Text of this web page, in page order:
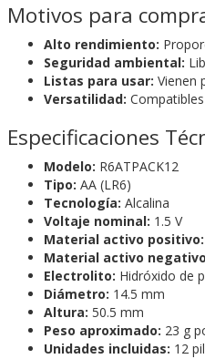
Motivos para
Alto rendimiento:
Seguridad ambiental:
Listas para usar: Vienen
Versatilidad:
Especificaciones
Modelo: R6ATPACK12
Tipo: AA (LR6)
Tecnología: Alcalina
Voltaje nominal: 1.5 V
Material activo positivo:
Material activo
Electrolito: Hidróxido de
Diámetro: 14.5 mm
Altura: 50.5 mm
Peso aproximado: 23 g
Unidades incluidas: 12